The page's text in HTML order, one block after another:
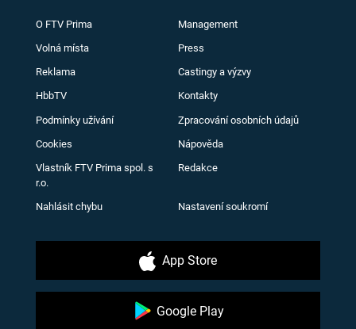
O FTV Prima Management
Volná místa Press
Reklama Castingy a výzvy
HbbTV Kontakty
Podmínky užívání Zpracování osobních údajů
Cookies Nápověda
Vlastník FTV Prima spol. s
r.o.
Redakce
Nahlásit chybu Nastavení soukromí
App Store
Google Play